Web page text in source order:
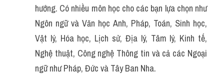
hướng. Có nhiều môn học cho các bạn lựa chọn như
Ngôn ngữ và Văn học Anh, Pháp, Toán, Sinh học,
Vật lý, Hóa học, Lịch sử, Địa lý, Tâm lý, Kinh tế,
Nghệ thuật, Công nghệ Thông tin và cả các Ngoại
ngữ như Pháp, Đức và Tây Ban Nha.